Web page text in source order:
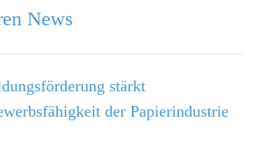
News
stärkt
der Papierindustrie